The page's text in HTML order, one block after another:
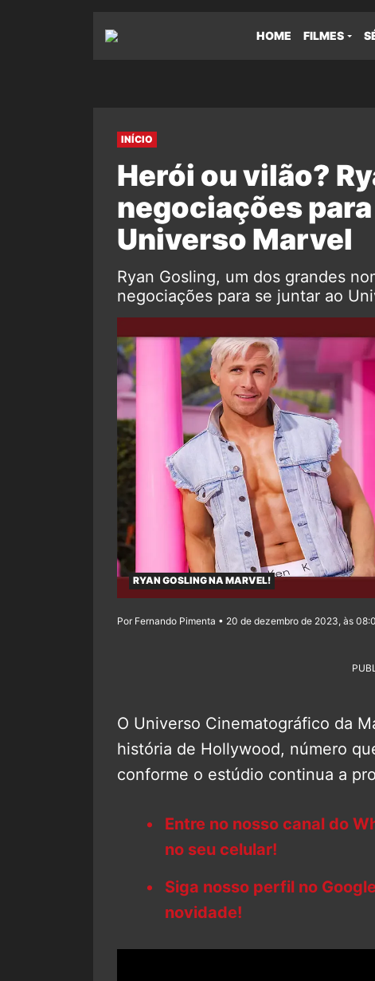
HOME FILMES
INÍCIO
Herói ou vilão?
negociações
Universo Marvel
Ryan Gosling, um dos grandes
negociações para se juntar ao
RYAN GOSLING NA MARVEL!
Por Fernando Pimenta • 20 de dezembro de 2023, às
O Universo Cinematográfico da
história de Hollywood, número
conforme o estúdio continua a
Entre no nosso canal do
no seu celular!
Siga nosso perfil no
novidade!